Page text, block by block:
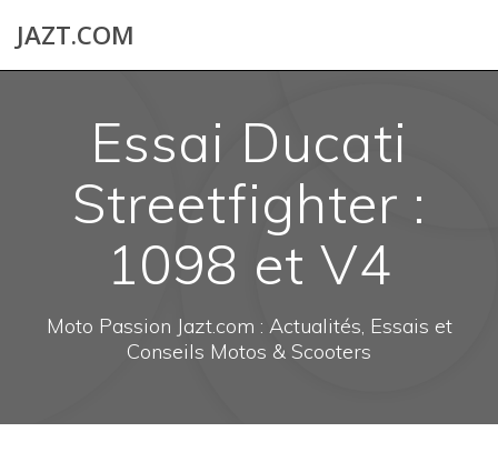
JAZT.COM
Essai Ducati
Streetfighter :
1098 et V4
Moto Passion Jazt.com : Actualités, Essais et
Conseils Motos & Scooters